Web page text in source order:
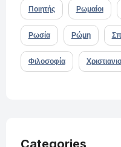
Ποιητής Ρωμαίοι
Ρωσία Ρώμη
Φιλοσοφία
Categories